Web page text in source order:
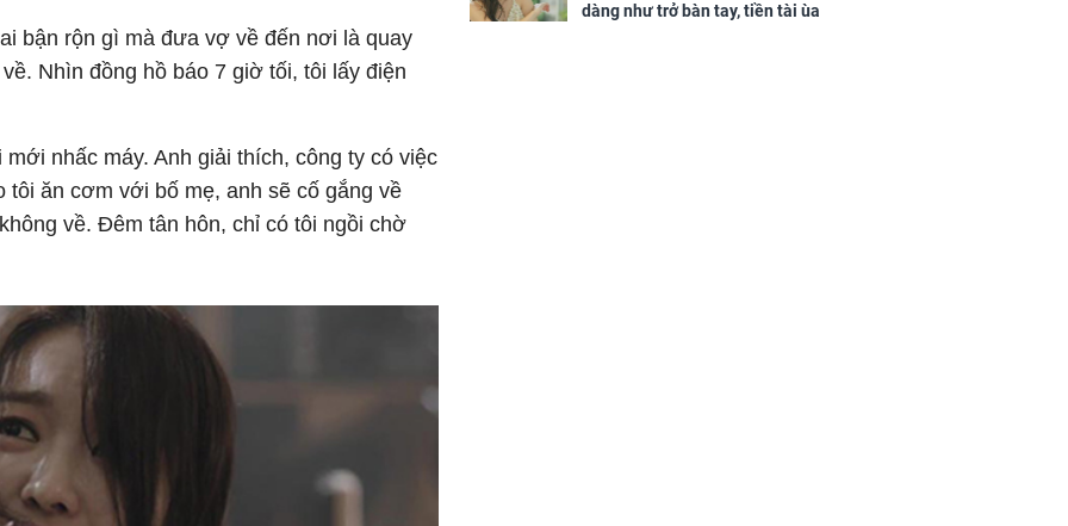
bận rộn gì mà đưa vợ về đến nơi là quay
Nhìn đồng hồ báo 7 giờ tối, tôi lấy điện
nhấc máy. Anh giải thích, công ty có việc
tôi ăn cơm với bố mẹ, anh sẽ cố gắng về
về. Đêm tân hôn, chỉ có tôi ngồi chờ
dàng như trở bàn tay, tiền tài ùa